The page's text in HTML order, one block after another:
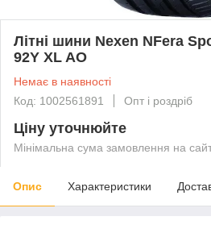
Літні шини Nexen NFera
92Y XL AO
Немає в наявності
Код: 1002561891
Опт і роздріб
Ціну уточнюйте
Мінімальна сума замовлення на
Опис Характеристики